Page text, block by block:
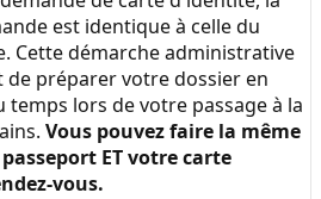
est identique à celle du
Cette démarche administrative
préparer votre dossier en
lors de votre passage à la
. Vous pouvez faire la même
ET votre carte
vous.